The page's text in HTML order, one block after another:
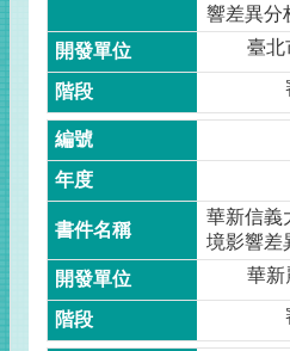
響差異分
臺北
華新信義
境影響差
華新